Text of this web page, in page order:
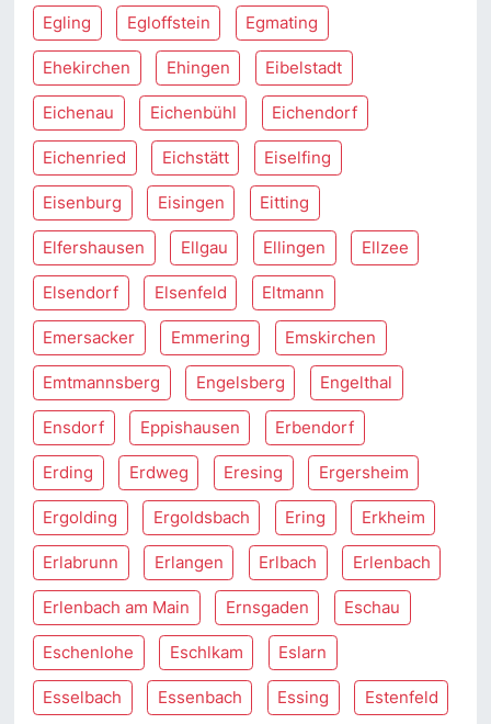
Egling Egloffstein Egmating
Ehekirchen Ehingen Eibelstadt
Eichenau Eichenbühl Eichendorf
Eichenried Eichstätt Eiselfing
Eisenburg Eisingen Eitting
Elfershausen Ellgau Ellingen Ellzee
Elsendorf Elsenfeld Eltmann
Emersacker Emmering Emskirchen
Emtmannsberg Engelsberg Engelthal
Ensdorf Eppishausen Erbendorf
Erding Erdweg Eresing Ergersheim
Ergolding Ergoldsbach Ering Erkheim
Erlabrunn Erlangen Erlbach Erlenbach
Erlenbach am Main Ernsgaden Eschau
Eschenlohe Eschlkam Eslarn
Esselbach Essenbach Essing Estenfeld